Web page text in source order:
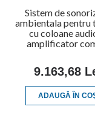
Sistem de
ambientala pentru
cu coloane
amplificator
9.163,68
ADAUGĂ ÎN